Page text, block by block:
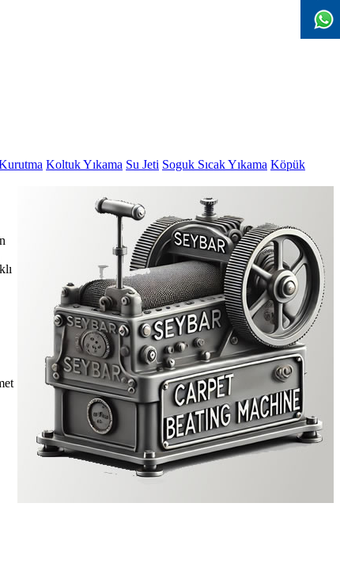
Koltuk Yıkama Su Jeti Soguk Sıcak Yıkama Köpük